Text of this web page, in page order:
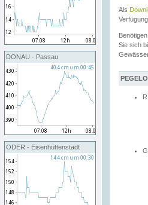
DONAU - Passau
ODER - Eisenhüttenstadt
Als
Verfügung.
Sie sich